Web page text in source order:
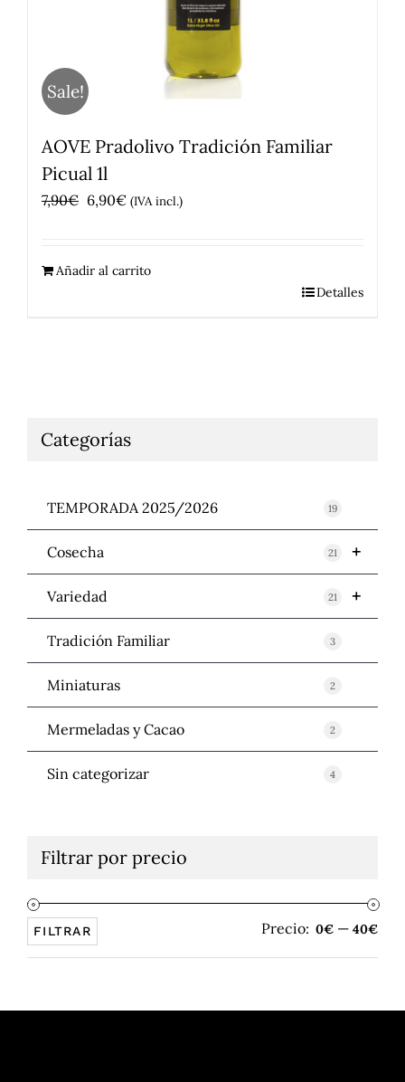
Sale!
AOVE Pradolivo Tradición Familiar
Picual 1l
7,90€ El
era:
6,90€El
es:
(IVA incl.)
Añadir al carrito
Detalles
Categorías
TEMPORADA 2025/2026 19
+
Cosecha 21
+
Variedad 21
Tradición Familiar 3
Miniaturas 2
Mermeladas y Cacao 2
Sin categorizar 4
Filtrar por precio
FILTRAR Precio: 0€ — 40€